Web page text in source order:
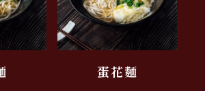
蛋花麵